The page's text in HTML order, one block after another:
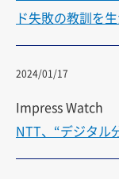
ド失敗の教訓を
2024/01/17
Impress Watch
NTT、“デジタル